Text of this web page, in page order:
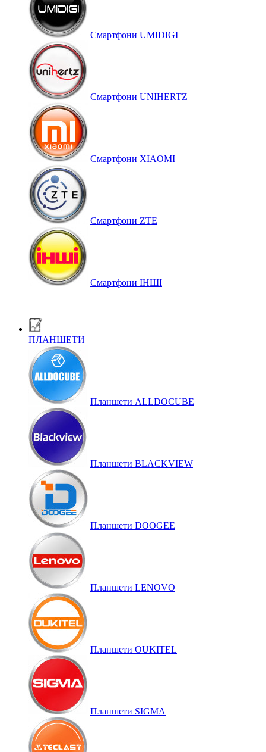
Смартфони UMIDIGI
Смартфони UNIHERTZ
Смартфони XIAOMI
Смартфони ZTE
Смартфони ІНШІ
ПЛАНШЕТИ
Планшети ALLDOCUBE
Планшети BLACKVIEW
Планшети DOOGEE
Планшети LENOVO
Планшети OUKITEL
Планшети SIGMA